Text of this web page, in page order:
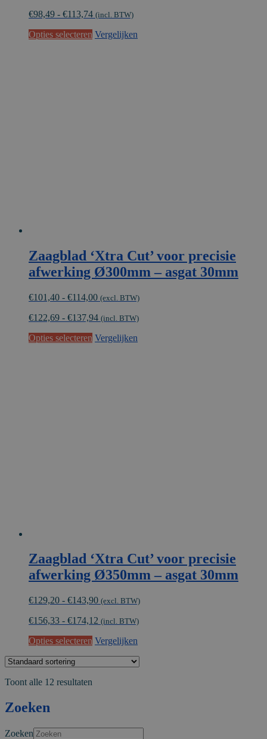
tot
€98,49 - €113,74 (incl. BTW)
Opties selecteren Dit
Vergelijken
Zaagblad ‘Xtra Cut’ voor precisie
afwerking Ø300mm – asgat 30mm
€101,40 - €114,00Prijsklasse:
tot
(excl. BTW)
€122,69 - €137,94 (incl. BTW)
Opties selecteren Dit
Vergelijken
Zaagblad ‘Xtra Cut’ voor precisie
afwerking Ø350mm – asgat 30mm
€129,20 - €143,90Prijsklasse:
tot
(excl. BTW)
€156,33 - €174,12 (incl. BTW)
Opties selecteren Dit
gekozen
Vergelijken
Toont alle 12 resultaten
Zoeken
Zoeken